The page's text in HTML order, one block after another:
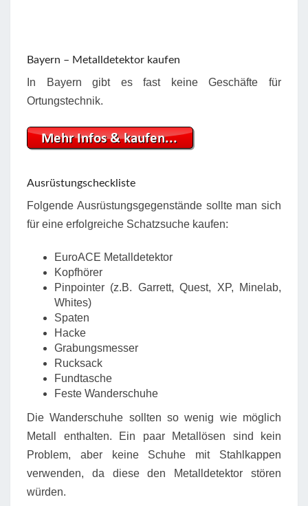
Bayern – Metalldetektor kaufen
In Bayern gibt es fast keine Geschäfte für
Ortungstechnik.
Ausrüstungscheckliste
Folgende Ausrüstungsgegenstände sollte man sich
für eine erfolgreiche Schatzsuche kaufen:
EuroACE Metalldetektor
Kopfhörer
Pinpointer (z.B. Garrett, Quest, XP, Minelab,
Whites)
Spaten
Hacke
Grabungsmesser
Rucksack
Fundtasche
Feste Wanderschuhe
Die Wanderschuhe sollten so wenig wie möglich
Metall enthalten. Ein paar Metallösen sind kein
Problem, aber keine Schuhe mit Stahlkappen
verwenden, da diese den Metalldetektor stören
würden.